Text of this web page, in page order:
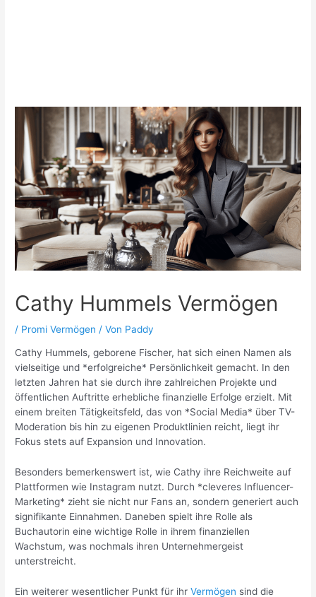
Cathy Hummels Vermögen
/ Promi Vermögen / Von Paddy
Cathy Hummels, geborene Fischer, hat sich einen Namen als
vielseitige und *erfolgreiche* Persönlichkeit gemacht. In den
letzten Jahren hat sie durch ihre zahlreichen Projekte und
öffentlichen Auftritte erhebliche finanzielle Erfolge erzielt. Mit
einem breiten Tätigkeitsfeld, das von *Social Media* über TV-
Moderation bis hin zu eigenen Produktlinien reicht, liegt ihr
Fokus stets auf Expansion und Innovation.
Besonders bemerkenswert ist, wie Cathy ihre Reichweite auf
Plattformen wie Instagram nutzt. Durch *cleveres Influencer-
Marketing* zieht sie nicht nur Fans an, sondern generiert auch
signifikante Einnahmen. Daneben spielt ihre Rolle als
Buchautorin eine wichtige Rolle in ihrem finanziellen
Wachstum, was nochmals ihren Unternehmergeist
unterstreicht.
Ein weiterer wesentlicher Punkt für ihrVermögen sind die